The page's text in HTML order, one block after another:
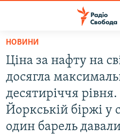
Перейти
основного
матеріалу
до
основної
навігації
РАДІО СВОБОДА – 70 РОКІВ
ВСЕ ЗА ДОБУ
ЕКОНОМІКА
ВІЙНА
РОСІЙСЬКА «ФІЛЬТРАЦІЯ»
НОВИНИ
Ціна за нафту на
досягла
десятиріччя
Йоркській біржі у
один барель